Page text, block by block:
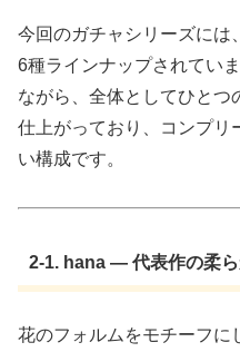
今回のガチャシリーズには
6種ラインナップされてい
ながら、全体としてひとつ
仕上がっており、コンプリ
い構成です。
2-1. hana — 代表作の柔
花のフォルムをモチーフに